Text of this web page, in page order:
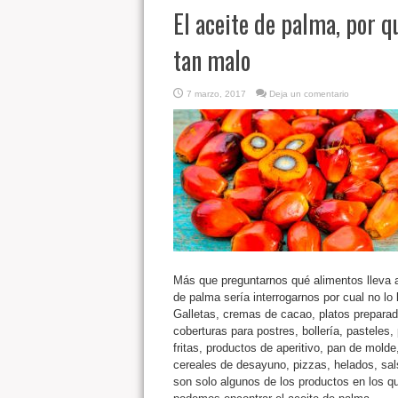
El aceite de palma, por
tan malo
7 marzo, 2017 Deja un comentario
Más que preguntarnos qué alimentos lleva
de palma sería interrogarnos por cual no lo
Galletas, cremas de cacao, platos
coberturas para postres, bollería, pasteles,
fritas, productos de aperitivo, pan de
cereales de desayuno, pizzas, helados,
son solo algunos de los productos en los